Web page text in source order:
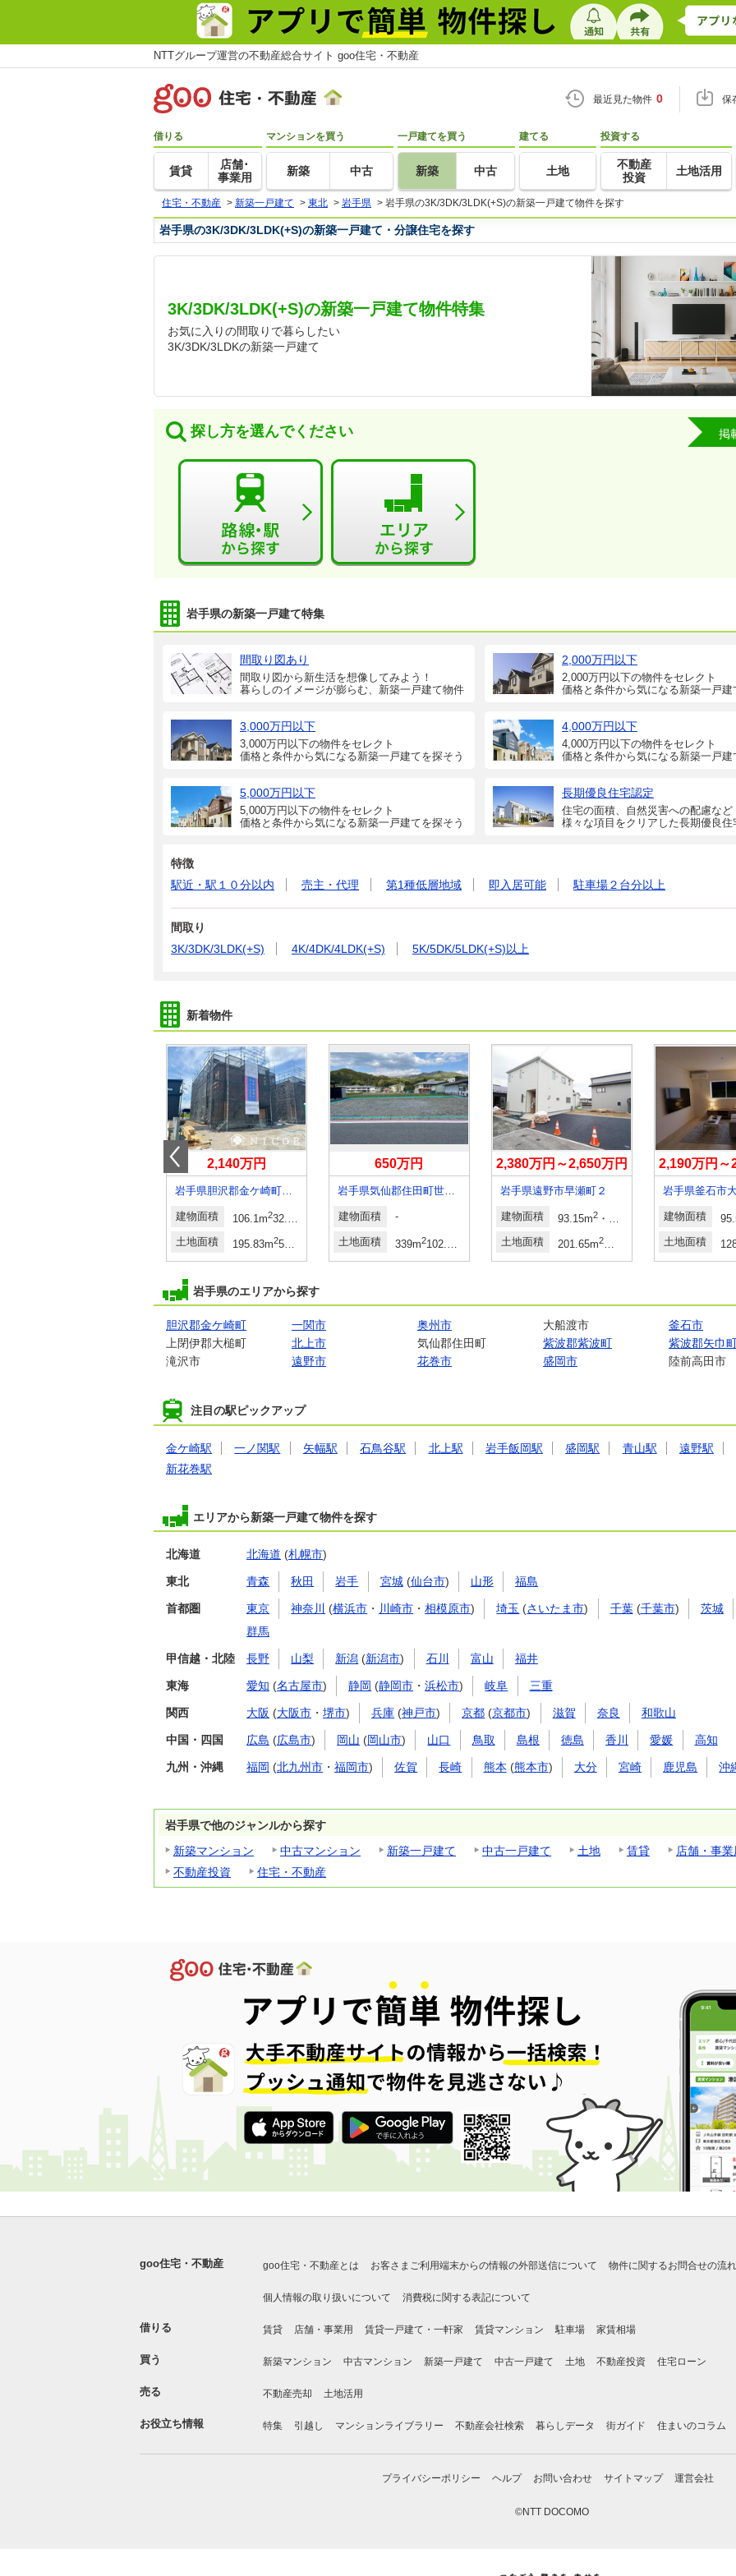
NTTグループ運営の不動産総合サイト goo住宅・不動産
最近見た物件 0 保
借りる
賃貸
店舗･
事業用
マンションを買う
新築 中古
一戸建てを買う
新築 中古
建てる
土地
投資する
不動産
投資
土地活用
住宅・不動産 > 新築一戸建て > 東北 > 岩手県 > 岩手県の3K/3DK/3LDK(+S)の新築一戸建て物件を探す
岩手県の3K/3DK/3LDK(+S)の新築一戸建て・分譲住宅を探す
3K/3DK/3LDK(+S)の新築一戸建て物件特集
お気に入りの間取りで暮らしたい
3K/3DK/3LDKの新築一戸建て
探し方を選んでください 掲
岩手県の新築一戸建て特集
間取り図あり
間取り図から新生活を想像してみよう！
暮らしのイメージが膨らむ、新築一戸建て物件
2,000万円以下
2,000万円以下の物件をセレクト
価格と条件から気になる新築一戸建
3,000万円以下
3,000万円以下の物件をセレクト
価格と条件から気になる新築一戸建てを探そう
4,000万円以下
4,000万円以下の物件をセレクト
価格と条件から気になる新築一戸建
5,000万円以下
5,000万円以下の物件をセレクト
価格と条件から気になる新築一戸建てを探そう
長期優良住宅認定
住宅の面積、自然災害への配慮など
様々な項目をクリアした長期優良住
特徴
駅近・駅１０分以内
売主・代理 第1種低層地域 即入居可能 駐車場２台分以上
間取り
3K/3DK/3LDK(+S)
4K/4DK/4LDK(+S) 5K/5DK/5LDK(+S)以上
新着物件
2,140万円
岩手県胆沢郡金ケ崎町西根辻脇
建物面積 106.1m232.09坪
土地面積
195.83m259.23坪
650万円
岩手県気仙郡住田町世田米字川向
建物面積 -
土地面積 339m2102.54坪
2,380万円～2,650万円
岩手県遠野市早瀬町２
建物面積 93.15m2・103.68m
28.17坪・31.36
土地面積
201.65m2～238.61m 60.99坪～
2,190万円～
岩手県釜石市
建物面積
土地面積
岩手県のエリアから探す
胆沢郡金ケ崎町 一関市 奥州市 大船渡市
釜石市
上閉伊郡大槌町
北上市 気仙郡住田町 紫波郡紫波町
紫波郡矢巾
滝沢市
遠野市 花巻市 盛岡市 陸前高田市
注目の駅ピックアップ
金ケ崎駅 一ノ関駅 矢幅駅 石鳥谷駅 北上駅 岩手飯岡駅 盛岡駅 青山駅
遠野駅
新花巻駅
エリアから新築一戸建て物件を探す
北海道 北海道 (札幌市)
東北 青森 秋田 岩手 宮城(仙台市) 山形 福島
首都圏 東京 神奈川 (横浜市 ・ 川崎市 ・相模原市) 埼玉 (さいたま市) 千葉(千葉市)
茨城
群馬
甲信越・北陸 長野 山梨 新潟 (新潟市) 石川 富山 福井
東海 愛知 (名古屋市) 静岡 (静岡市 ・浜松市) 岐阜 三重
関西 大阪 (大阪市 ・ 堺市) 兵庫 (神戸市) 京都 (京都市) 滋賀 奈良 和歌山
中国・四国 広島 (広島市) 岡山 (岡山市) 山口 鳥取 島根 徳島 香川 愛媛 高知
九州・沖縄 福岡 (北九州市 ・ 福岡市) 佐賀 長崎 熊本 (熊本市) 大分 宮崎 鹿児島 沖
岩手県で他のジャンルから探す
新築マンション
中古マンション 新築一戸建て 中古一戸建て 土地 賃貸
店舗・事業
不動産投資
住宅・不動産
goo住宅・不動産 goo住宅・不動産とは お客さまご利用端末からの情報の外部送信について 物件に関するお問合せの流れ
個人情報の取り扱いについて 消費税に関する表記について
借りる 賃貸 店舗・事業用 賃貸一戸建て・一軒家 賃貸マンション 駐車場 家賃相場
買う 新築マンション 中古マンション 新築一戸建て 中古一戸建て 土地 不動産投資 住宅ローン
売る 不動産売却 土地活用
お役立ち情報 特集 引越し マンションライブラリー 不動産会社検索 暮らしデータ 街ガイド 住まいのコラム
プライバシーポリシー ヘルプ お問い合わせ サイトマップ 運営会社
©NTT DOCOMO